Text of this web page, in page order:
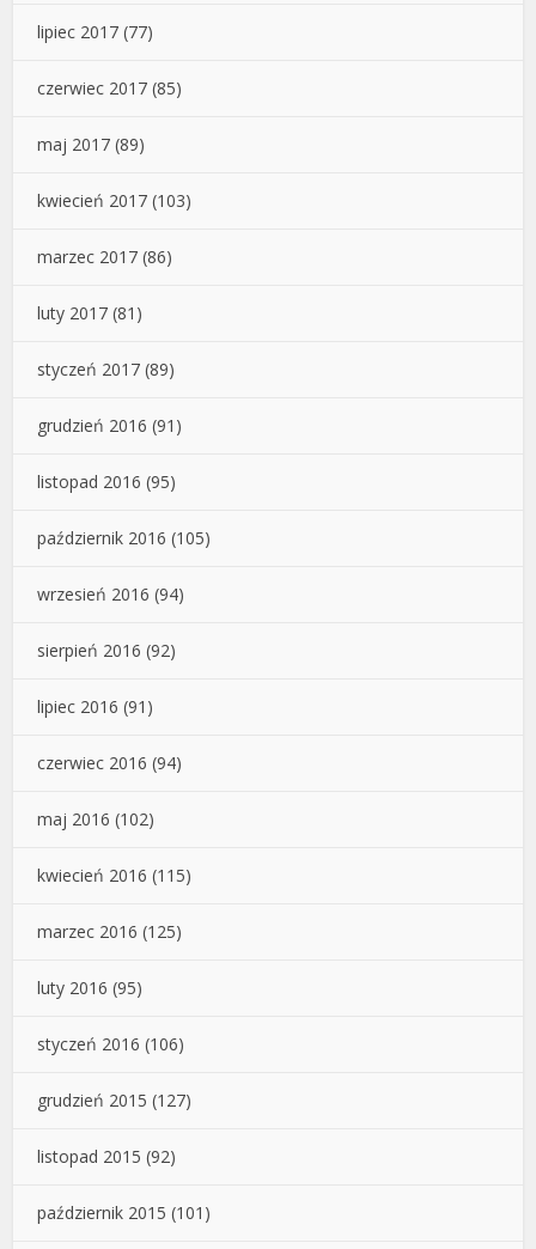
lipiec 2017 (77)
czerwiec 2017 (85)
maj 2017 (89)
kwiecień 2017 (103)
marzec 2017 (86)
luty 2017 (81)
styczeń 2017 (89)
grudzień 2016 (91)
listopad 2016 (95)
październik 2016 (105)
wrzesień 2016 (94)
sierpień 2016 (92)
lipiec 2016 (91)
czerwiec 2016 (94)
maj 2016 (102)
kwiecień 2016 (115)
marzec 2016 (125)
luty 2016 (95)
styczeń 2016 (106)
grudzień 2015 (127)
listopad 2015 (92)
październik 2015 (101)